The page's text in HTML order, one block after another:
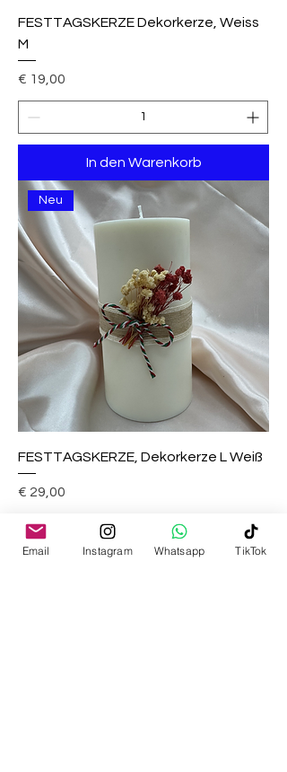
FESTTAGSKERZE Dekorkerze, Weiss
M
Preis
€ 19,00
In den Warenkorb
Neu
FESTTAGSKERZE, Dekorkerze L Weiß
Preis
€ 29,00
Email Instagram Whatsapp TikTok